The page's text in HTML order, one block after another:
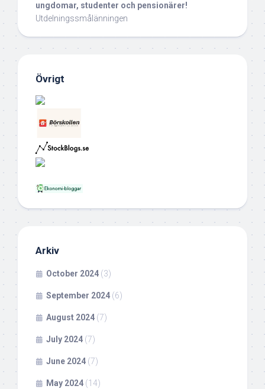
ungdomar, studenter och pensionärer!
Utdelningssmålänningen
Övrigt
Arkiv
October 2024 (3)
September 2024 (6)
August 2024 (7)
July 2024 (7)
June 2024 (7)
May 2024 (14)